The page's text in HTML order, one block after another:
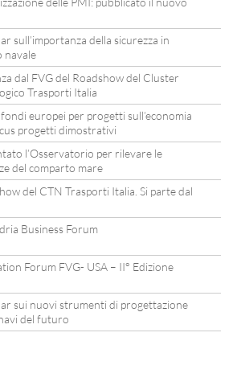
sull’importanza della sicurezza in
navale
dal FVG del Roadshow del Cluster
Trasporti Italia
europei per progetti sull’economia
progetti dimostrativi
l’Osservatorio per rilevare le
del comparto mare
del CTN Trasporti Italia. Si parte dal
Business Forum
Forum FVG- USA – II° Edizione
sui nuovi strumenti di progettazione
del futuro